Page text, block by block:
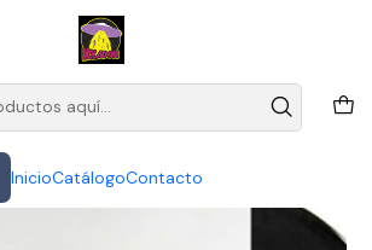
InicioCatálogoContacto
Este es el texto del slide